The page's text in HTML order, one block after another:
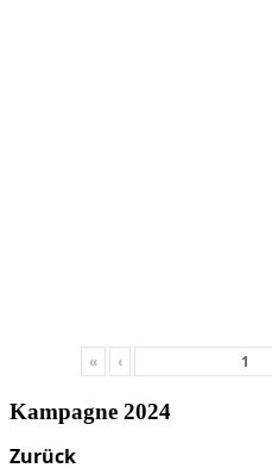
« ‹
Kampagne 2024
Zurück